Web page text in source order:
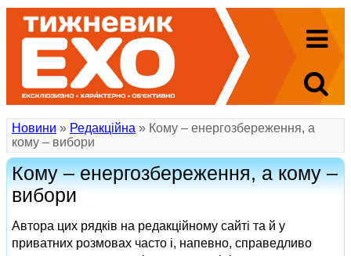
Новини » Редакційна » Кому – енергозбереження, а
кому – вибори
Кому – енергозбереження, а кому –
вибори
Автора цих рядків на редакційному сайті та й у
приватних розмовах часто і, напевно, справедливо